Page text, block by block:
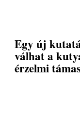
Egy új
válhat a
érzelmi